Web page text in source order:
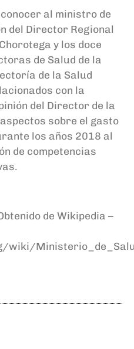
al ministro de
del Director Regional
y los doce
de Salud de la
de la Salud
con la
del Director de la
sobre el gasto
los años 2018 al
de competencias
de Wikipedia –